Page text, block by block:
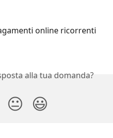
online ricorrenti
alla tua domanda?
😐 😃